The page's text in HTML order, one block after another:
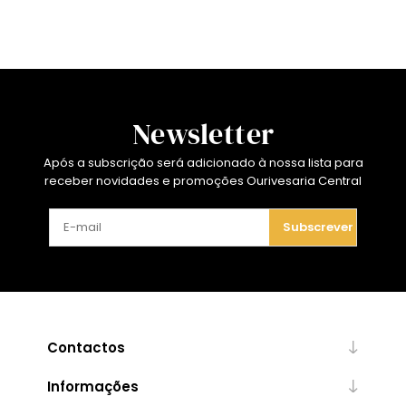
Newsletter
Após a subscrição será adicionado à nossa lista para
receber novidades e promoções Ourivesaria Central
Subscrever
Contactos
Informações